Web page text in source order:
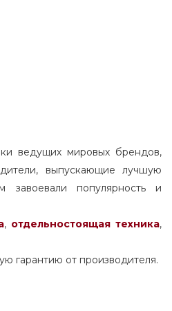
ведущих мировых брендов,
выпускающие лучшую
популярность и
, отдельностоящаятехника,
гарантию от производителя.